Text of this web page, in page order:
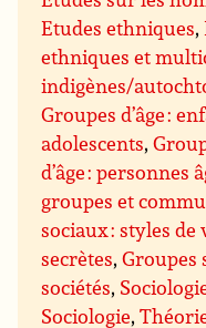
Etudes ethniques,
ethniques et
indigènes/
Groupes d’âge :
adolescents,
d’âge : personnes
groupes et
sociaux : styles
secrètes,Groupes
sociétés,
Sociologie,